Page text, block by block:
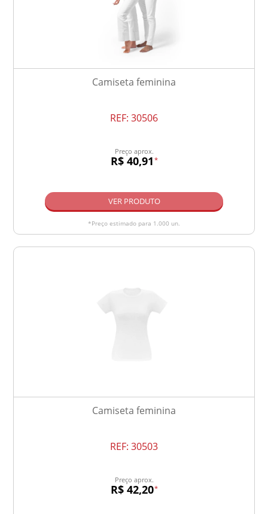
Camiseta feminina
REF: 30506
Preço aprox.
R$ 40,91 *
VER PRODUTO
*Preço estimado para 1.000 un.
Camiseta feminina
REF: 30503
Preço aprox.
R$ 42,20*